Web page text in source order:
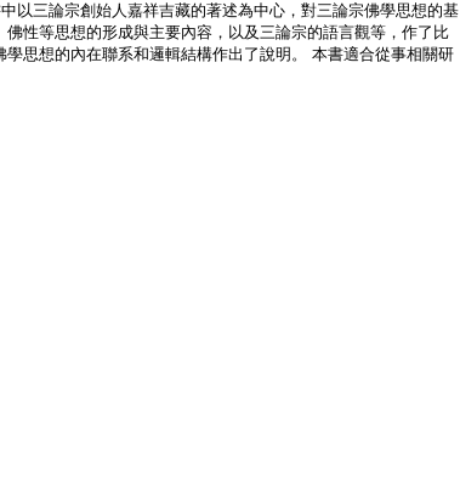
以三論宗創始人嘉祥吉藏的著述為中心，對三論宗佛學思想的基
性等思想的形成與主要內容，以及三論宗的語言觀等，作了比
思想的內在聯系和邏輯結構作出了說明。 本書適合從事相關研